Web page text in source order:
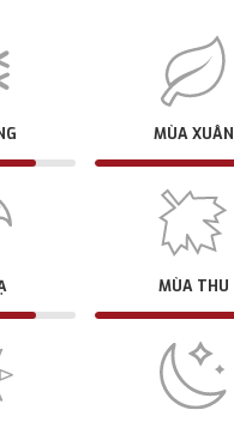
MÙA XUÂN
MÙA THU